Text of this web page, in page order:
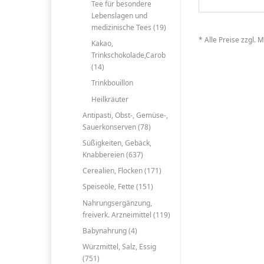
Tee für besondere
Lebenslagen und
medizinische Tees (19)
Kakao,
Trinkschokolade,Carob
(14)
Trinkbouillon
Heilkräuter
Antipasti, Obst-, Gemüse-,
Sauerkonserven (78)
Süßigkeiten, Gebäck,
Knabbereien (637)
Cerealien, Flocken (171)
Speiseöle, Fette (151)
Nahrungsergänzung,
freiverk. Arzneimittel (119)
Babynahrung (4)
Würzmittel, Salz, Essig
(751)
* Alle Preise zzgl.